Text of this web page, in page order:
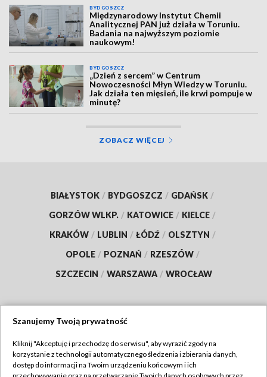
BYDGOSZCZ
Międzynarodowy Instytut Chemii
Analitycznej PAN już działa w Toruniu.
Badania na najwyższym poziomie
naukowym!
BYDGOSZCZ
„Dzień z sercem” w Centrum
Nowoczesności Młyn Wiedzy w Toruniu.
Jak działa ten mięsień, ile krwi pompuje w
minutę?
ZOBACZ WIĘCEJ
BIAŁYSTOK / BYDGOSZCZ / GDAŃSK /
GORZÓW WLKP. / KATOWICE / KIELCE /
KRAKÓW / LUBLIN / ŁÓDŹ / OLSZTYN /
OPOLE / POZNAŃ / RZESZÓW /
SZCZECIN / WARSZAWA / WROCŁAW
TVP
Szanujemy Twoją prywatność
Kliknij "Akceptuję i przechodzę do serwisu", aby wyrazić zgody na
korzystanie z technologii automatycznego śledzenia i zbierania danych,
dostęp do informacji na Twoim urządzeniu końcowym i ich